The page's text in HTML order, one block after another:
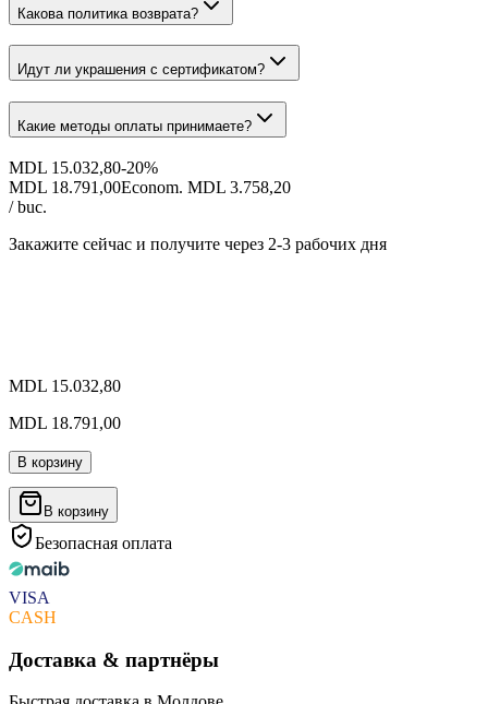
Какова политика возврата?
Идут ли украшения с сертификатом?
Какие методы оплаты принимаете?
MDL 15.032,80-20%
MDL 18.791,00Econom. MDL 3.758,20
/ buc.
Закажите сейчас и получите через 2-3 рабочих дня
MDL 15.032,80
MDL 18.791,00
В корзину
В корзину
Безопасная оплата
VISA
CASH
Доставка & партнёры